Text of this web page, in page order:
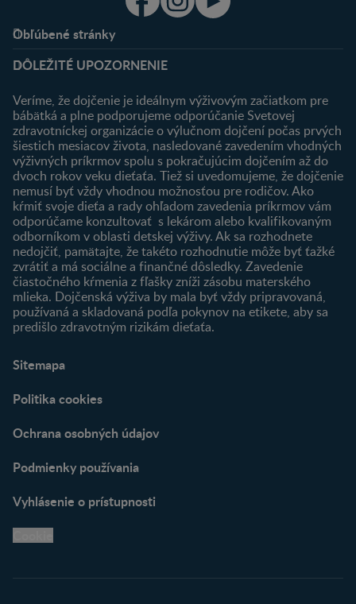
Obľúbené stránky
Výhody členstva
Môj účet
Registrácia
Newsletter
Prihlásenie
Produkty
Nájsť produkt
DÔLEŽITÉ UPOZORNENIE
Veríme, že dojčenie je ideálnym výživovým začiatkom pre
bábätká a plne podporujeme odporúčanie Svetovej
zdravotníckej organizácie o výlučnom dojčení počas prvých
šiestich mesiacov života, nasledované zavedením vhodných
výživných príkrmov spolu s pokračujúcim dojčením až do
dvoch rokov veku dieťaťa. Tiež si uvedomujeme, že dojčenie
nemusí byť vždy vhodnou možnosťou pre rodičov. Ako
kŕmiť svoje dieťa a rady ohľadom zavedenia príkrmov vám
odporúčame konzultovať s lekárom alebo kvalifikovaným
odborníkom v oblasti detskej výživy. Ak sa rozhodnete
nedojčiť, pamätajte, že takéto rozhodnutie môže byť ťažké
zvrátiť a má sociálne a finančné dôsledky. Zavedenie
čiastočného kŕmenia z fľašky zníži zásobu materského
mlieka. Dojčenská výživa by mala byť vždy pripravovaná,
používaná a skladovaná podľa pokynov na etikete, aby sa
predišlo zdravotným rizikám dieťaťa.
Sitemapa
Politika cookies
Ochrana osobných údajov
Podmienky používania
Vyhlásenie o prístupnosti